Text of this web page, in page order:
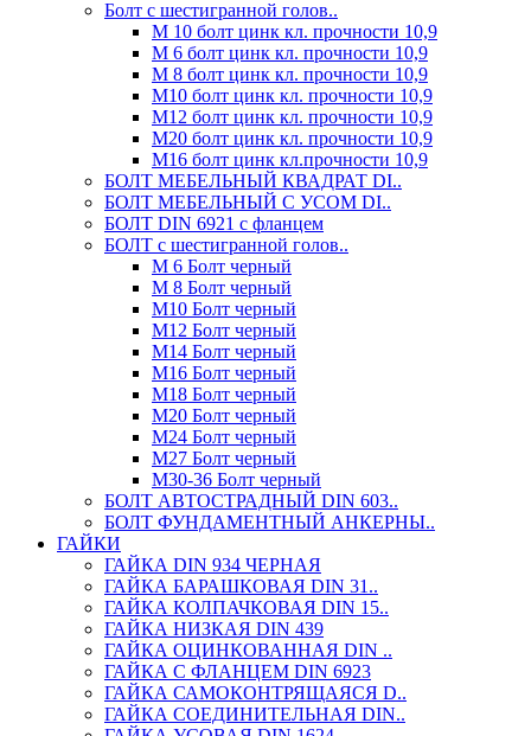
Болт с шестигранной голов..
М 10 болт цинк кл. прочности 10,9
М 6 болт цинк кл. прочности 10,9
М 8 болт цинк кл. прочности 10,9
М10 болт цинк кл. прочности 10,9
М12 болт цинк кл. прочности 10,9
М20 болт цинк кл. прочности 10,9
М16 болт цинк кл.прочности 10,9
БОЛТ МЕБЕЛЬНЫЙ КВАДРАТ DI..
БОЛТ МЕБЕЛЬНЫЙ С УСОМ DI..
БОЛТ DIN 6921 c фланцем
БОЛТ с шестигранной голов..
М 6 Болт черный
М 8 Болт черный
М10 Болт черный
М12 Болт черный
М14 Болт черный
М16 Болт черный
М18 Болт черный
М20 Болт черный
М24 Болт черный
М27 Болт черный
М30-36 Болт черный
БОЛТ АВТОСТРАДНЫЙ DIN 603..
БОЛТ ФУНДАМЕНТНЫЙ АНКЕРНЫ..
ГАЙКИ
ГАЙКА DIN 934 ЧЕРНАЯ
ГАЙКА БАРАШКОВАЯ DIN 31..
ГАЙКА КОЛПАЧКОВАЯ DIN 15..
ГАЙКА НИЗКАЯ DIN 439
ГАЙКА ОЦИНКОВАННАЯ DIN ..
ГАЙКА С ФЛАНЦЕМ DIN 6923
ГАЙКА САМОКОНТРЯЩАЯСЯ D..
ГАЙКА СОЕДИНИТЕЛЬНАЯ DIN..